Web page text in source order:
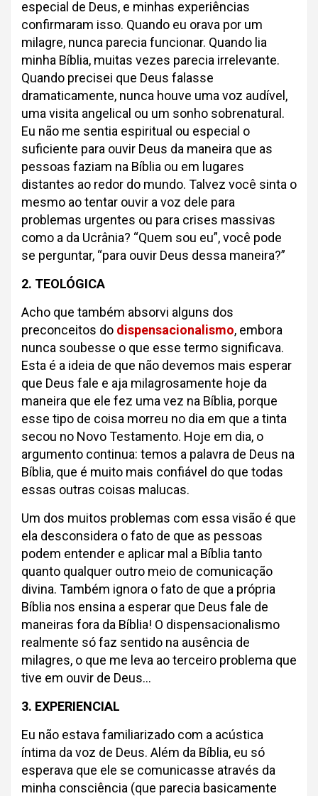
especial de Deus, e minhas experiências
confirmaram isso. Quando eu orava por um
milagre, nunca parecia funcionar. Quando lia
minha Bíblia, muitas vezes parecia irrelevante.
Quando precisei que Deus falasse
dramaticamente, nunca houve uma voz audível,
uma visita angelical ou um sonho sobrenatural.
Eu não me sentia espiritual ou especial o
suficiente para ouvir Deus da maneira que as
pessoas faziam na Bíblia ou em lugares
distantes ao redor do mundo. Talvez você sinta o
mesmo ao tentar ouvir a voz dele para
problemas urgentes ou para crises massivas
como a da Ucrânia? “Quem sou eu”, você pode
se perguntar, “para ouvir Deus dessa maneira?”
2. TEOLÓGICA
Acho que também absorvi alguns dos
preconceitos do dispensacionalismo, embora
nunca soubesse o que esse termo significava.
Esta é a ideia de que não devemos mais esperar
que Deus fale e aja milagrosamente hoje da
maneira que ele fez uma vez na Bíblia, porque
esse tipo de coisa morreu no dia em que a tinta
secou no Novo Testamento. Hoje em dia, o
argumento continua: temos a palavra de Deus na
Bíblia, que é muito mais confiável do que todas
essas outras coisas malucas.
Um dos muitos problemas com essa visão é que
ela desconsidera o fato de que as pessoas
podem entender e aplicar mal a Bíblia tanto
quanto qualquer outro meio de comunicação
divina. Também ignora o fato de que a própria
Bíblia nos ensina a esperar que Deus fale de
maneiras fora da Bíblia! O dispensacionalismo
realmente só faz sentido na ausência de
milagres, o que me leva ao terceiro problema que
tive em ouvir de Deus…
3. EXPERIENCIAL
Eu não estava familiarizado com a acústica
íntima da voz de Deus. Além da Bíblia, eu só
esperava que ele se comunicasse através da
minha consciência (que parecia basicamente